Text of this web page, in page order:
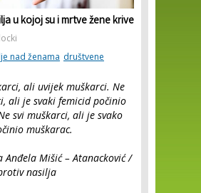
u kojoj su i mrtve žene krive
nad ženama društvene
ali uvijek muškarci. Ne
ali je svaki femicid počinio
svi muškarci, ali je svako
muškarac.
Anđela Mišić – Atanacković /
nasilja